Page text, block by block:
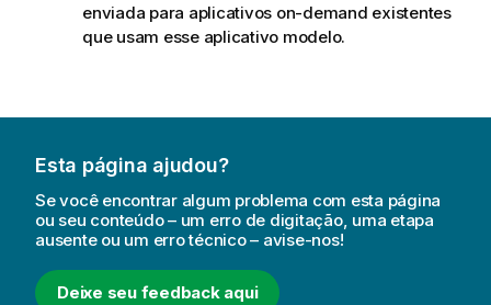
enviada para aplicativos on-demand existentes
que usam esse aplicativo modelo.
Esta página ajudou?
Se você encontrar algum problema com esta página
ou seu conteúdo – um erro de digitação, uma etapa
ausente ou um erro técnico – avise-nos!
Deixe seu feedback aqui